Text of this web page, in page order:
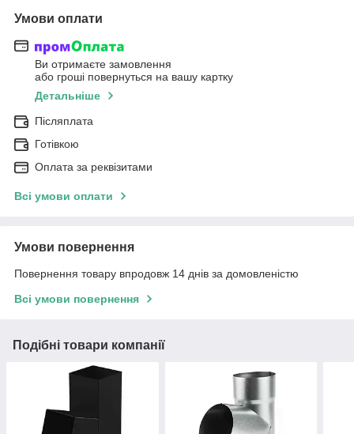
Умови оплати
Ви отримаєте замовлення
або гроші повернуться на вашу картку
Детальніше
Післяплата
Готівкою
Оплата за реквізитами
Всі умови оплати
Умови повернення
Повернення товару впродовж 14 днів за домовленістю
Всі умови повернення
Подібні товари компанії